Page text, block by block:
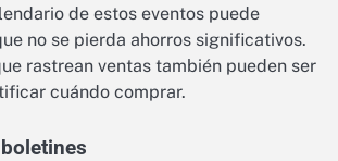
de estos eventos puede
no se pierda ahorros significativos.
rastrean ventas también pueden ser
cuándo comprar.